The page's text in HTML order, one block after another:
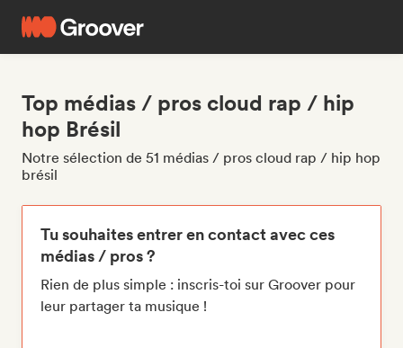
Top médias / pros cloud rap / hip
hop Brésil
Notre sélection de 51 médias / pros cloud rap / hip hop
brésil
Tu souhaites entrer en contact avec ces
médias / pros ?
Rien de plus simple : inscris-toi sur Groover pour
leur partager ta musique !